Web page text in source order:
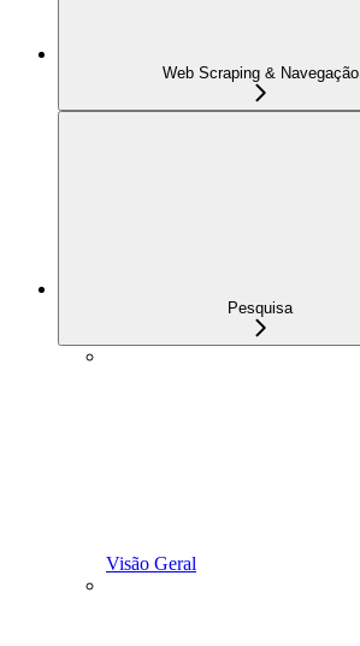
Web Scraping & Navegação
Pesquisa
Visão Geral